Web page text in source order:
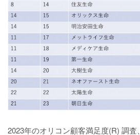
2023年のオリコン顧客満足度(R) 調査、